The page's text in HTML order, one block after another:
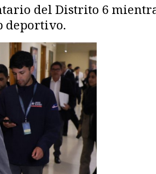
del Distrito 6
deportivo.